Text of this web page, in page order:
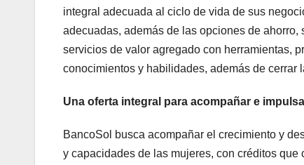
integral adecuada al ciclo de vida de sus
adecuadas, además de las opciones de
servicios de valor agregado con herramientas,
conocimientos y habilidades, además de cerrar
Una oferta integral para acompañar e
BancoSol busca acompañar el crecimiento y
y capacidades de las mujeres, con créditos